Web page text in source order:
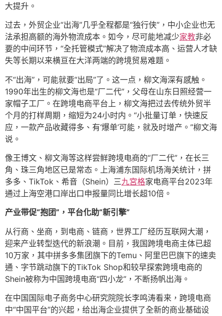
大提升。
过去，外贸企业“出海”几乎全程都是“独行侠”，中小企业也无
法承担高额的海外物流成本。如今，尽可能地减少家教非必
要的中间环节，“全托管模式”解决了物流成本高、运营人才缺
失等长期以来横亘在大洋两端的跨境贸易难题。
不“出海”，可能就要“出局”了。这一点，柳文海深有感触。
1990年出生的柳文海也是“厂二代”，父母在山东日照经营一
家帽子工厂。在跨境电商平台上，柳文海把过去传统外贸半
个月的打样周期，缩短为24小时内。“小批量订单，快速反
应，一款产品收藏得多、有‘爆单’可能，就及时增产。”柳文海
说。
像王博文、柳文海等这样尝鲜跨境电商的“厂二代”，在长三
角、珠三角地区已是常态。上海浦东国际机场海关统计，拼
多多、TikTok、希音（Shein）三九宮格家电商平台2023年
通过上海空港口岸出口申报量同比增长超10倍。
产业带促“抱团”，平台化助“新引擎”
从行商、坐商，到电商、链商，世界工厂经历互联网大潮，
迎来产业转型迭代的新浪潮。目前，我国跨境电商主体已超
10万家，其中拼多多集团旗下的Temu、阿里巴巴旗下的速卖
通、字节跳动旗下的TikTok Shop和较早探索跨境电商的
Shein被称为中国跨境电商“四小龙”，不断扬帆出海。
在中国国际电子商务中心研究院院长李鸣涛看来，跨境电商
中“中国平台”的兴起，给出海企业提供了全新的商业基础设